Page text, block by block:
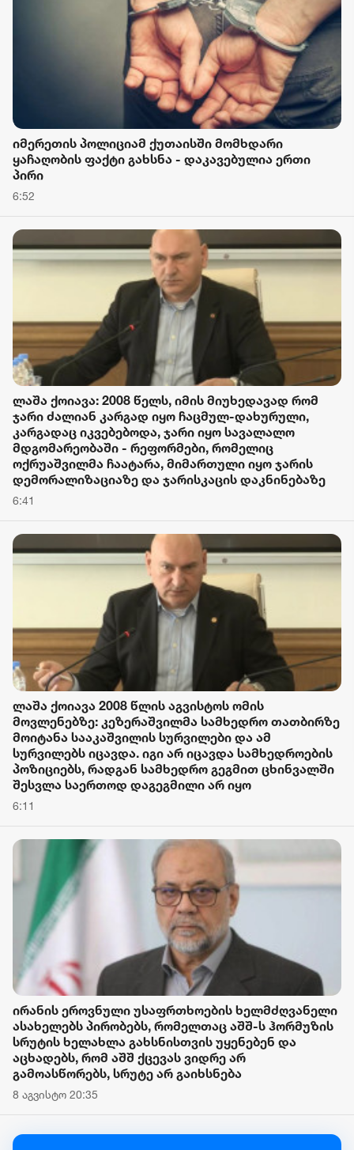
იმერეთის პოლიციამ ქუთაისში მომხდარი
ყაჩაღობის ფაქტი გახსნა - დაკავებულია ერთი
პირი
6:52
ლაშა ქოიავა: 2008 წელს, იმის მიუხედავად რომ
ჯარი ძალიან კარგად იყო ჩაცმულ-დახურული,
კარგადაც იკვებებოდა, ჯარი იყო სავალალო
მდგომარეობაში - რეფორმები, რომელიც
ოქრუაშვილმა ჩაატარა, მიმართული იყო ჯარის
დემორალიზაციაზე და ჯარისკაცის დაკნინებაზე
6:41
ლაშა ქოიავა 2008 წლის აგვისტოს ომის
მოვლენებზე: კეზერაშვილმა სამხედრო თათბირზე
მოიტანა სააკაშვილის სურვილები და ამ
სურვილებს იცავდა. იგი არ იცავდა სამხედროების
პოზიციებს, რადგან სამხედრო გეგმით ცხინვალში
შესვლა საერთოდ დაგეგმილი არ იყო
6:11
ირანის ეროვნული უსაფრთხოების ხელმძღვანელი
ასახელებს პირობებს, რომელთაც აშშ-ს ჰორმუზის
სრუტის ხელახლა გახსნისთვის უყენებენ და
აცხადებს, რომ აშშ ქცევას ვიდრე არ
გამოასწორებს, სრუტე არ გაიხსნება
8 აგვისტო 20:35